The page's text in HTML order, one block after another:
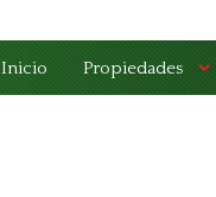
Inicio Propiedades